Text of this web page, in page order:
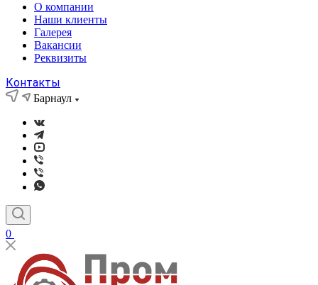
О компании
Наши клиенты
Галерея
Вакансии
Реквизиты
Контакты
Барнаул
0